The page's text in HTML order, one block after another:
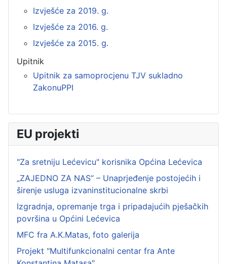
Izvješće za 2019. g.
Izvješće za 2016. g.
Izvješće za 2015. g.
Upitnik
Upitnik za samoprocjenu TJV sukladno
ZakonuPPI
EU projekti
"Za sretniju Lećevicu" korisnika Općina Lećevica
„ZAJEDNO ZA NAS“ – Unaprjeđenje postojećih i
širenje usluga izvaninstitucionalne skrbi
Izgradnja, opremanje trga i pripadajućih pješačkih
površina u Općini Lećevica
MFC fra A.K.Matas, foto galerija
Projekt "Multifunkcionalni centar fra Ante